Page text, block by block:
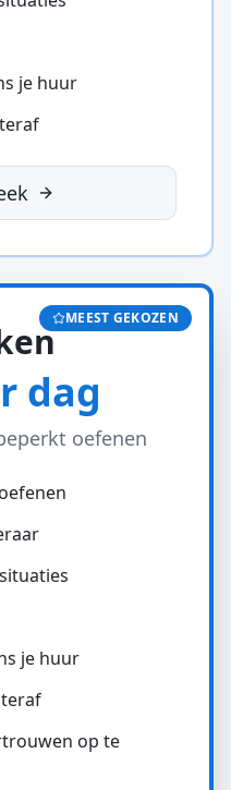
je huur
MEEST GEKOZEN
dag
oefenen
je huur
op te